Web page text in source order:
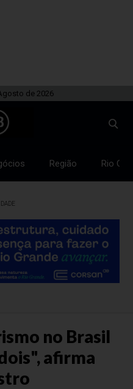
de 2026
Região Rio
no Brasil
afirma